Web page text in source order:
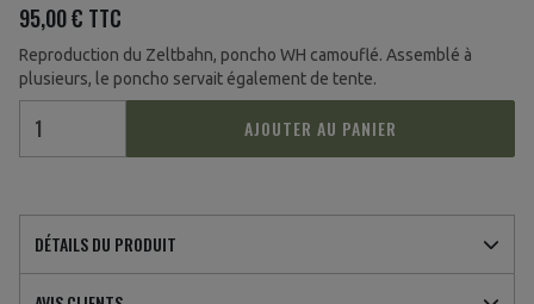
95,00 € TTC
Reproduction du Zeltbahn, poncho WH camouflé. Assemblé à
plusieurs, le poncho servait également de tente.
AJOUTER AU PANIER
DÉTAILS DU PRODUIT